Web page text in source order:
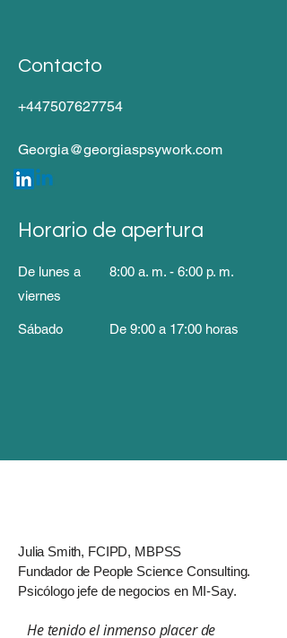
Contacto
+447507627754
Georgia@georgiaspsywork.com
Horario de apertura
De lunes a
viernes
8:00 a. m. - 6:00 p. m.
Sábado De 9:00 a 17:00 horas
Julia Smith, FCIPD, MBPSS
Fundador de People Science Consulting.
Psicólogo jefe de negocios en MI-Say.
He tenido el inmenso placer de